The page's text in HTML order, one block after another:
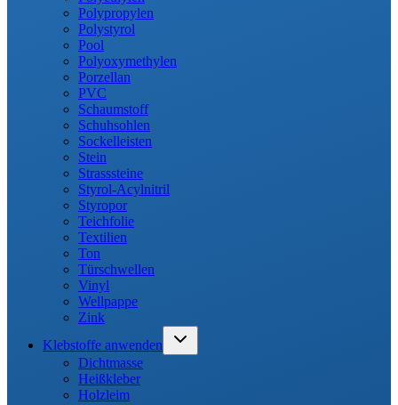
Polypropylen
Polystyrol
Pool
Polyoxymethylen
Porzellan
PVC
Schaumstoff
Schuhsohlen
Sockelleisten
Stein
Strasssteine
Styrol-Acylnitril
Styropor
Teichfolie
Textilien
Ton
Türschwellen
Vinyl
Wellpappe
Zink
Klebstoffe anwenden
Untermenü
Dichtmasse
Heißkleber
Holzleim